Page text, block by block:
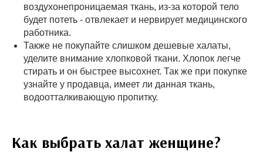
воздухонепроницаемая ткань, из-за которой тело
будет потеть - отвлекает и нервирует медицинского
работника.
Также не покупайте слишком дешевые халаты,
уделите внимание хлопковой ткани. Хлопок легче
стирать и он быстрее высохнет. Так же при покупке
узнайте у продавца, имеет ли данная ткань,
водоотталкивающую пропитку.
Как выбрать халат женщине?